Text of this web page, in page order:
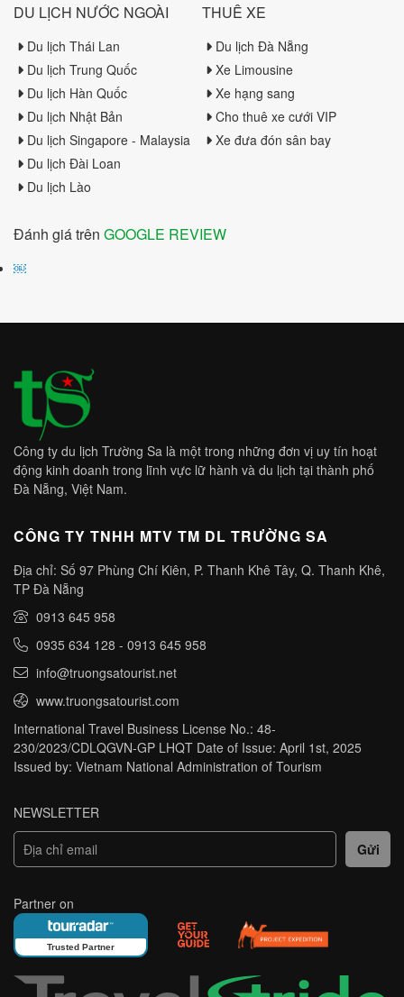
DU LỊCH NƯỚC NGOÀI
Du lịch Thái Lan
Du lịch Trung Quốc
Du lịch Hàn Quốc
Du lịch Nhật Bản
Du lịch Singapore - Malaysia
Du lịch Đài Loan
Du lịch Lào
THUÊ XE
Du lịch Đà Nẵng
Xe Limousine
Xe hạng sang
Cho thuê xe cưới VIP
Xe đưa đón sân bay
Đánh giá trên GOOGLE REVIEW
￼
Công ty du lịch Trường Sa là một trong những đơn vị uy tín hoạt
động kinh doanh trong lĩnh vực lữ hành và du lịch tại thành phố
Đà Nẵng, Việt Nam.
CÔNG TY TNHH MTV TM DL TRƯỜNG SA
Địa chỉ: Số 97 Phùng Chí Kiên, P. Thanh Khê Tây, Q. Thanh Khê,
TP Đà Nẵng
0913 645 958
0935 634 128 - 0913 645 958
info@truongsatourist.net
www.truongsatourist.com
International Travel Business License No.: 48-
230/2023/CDLQGVN-GP LHQT Date of Issue: April 1st, 2025
Issued by: Vietnam National Administration of Tourism
NEWSLETTER
Partner on
Trusted Partner